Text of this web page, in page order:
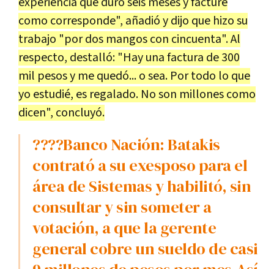
como corresponde", añadió y dijo que hizo su
trabajo "por dos mangos con cincuenta". Al
respecto, destalló: "Hay una factura de 300
mil pesos y me quedó... o sea. Por todo lo que
yo estudié, es regalado. No son millones como
dicen", concluyó.
????Banco Nación: Batakis
contrató a su exesposo para el
área de Sistemas y habilitó, sin
consultar y sin someter a
votación, a que la gerente
general cobre un sueldo de casi